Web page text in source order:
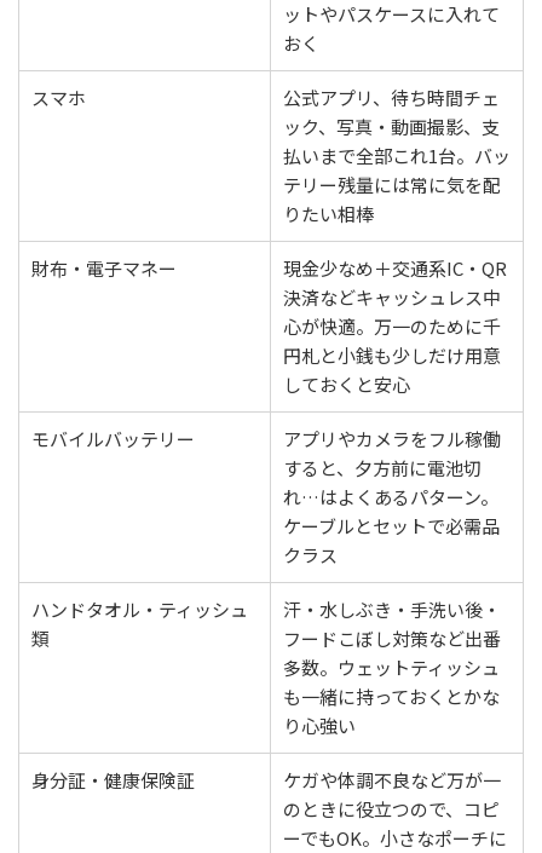
ットやパスケースに入れて
おく
スマホ
公式アプリ、待ち時間チェ
ック、写真・動画撮影、支
払いまで全部これ1台。バッ
テリー残量には常に気を配
りたい相棒
財布・電子マネー
現金少なめ＋交通系IC・QR
決済などキャッシュレス中
心が快適。万一のために千
円札と小銭も少しだけ用意
しておくと安心
モバイルバッテリー
アプリやカメラをフル稼働
すると、夕方前に電池切
れ…はよくあるパターン。
ケーブルとセットで必需品
クラス
ハンドタオル・ティッシュ
類
汗・水しぶき・手洗い後・
フードこぼし対策など出番
多数。ウェットティッシュ
も一緒に持っておくとかな
り心強い
身分証・健康保険証
ケガや体調不良など万が一
のときに役立つので、コピ
ーでもOK。小さなポーチに